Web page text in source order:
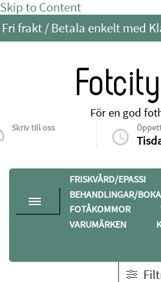
Skip to Content
Fri frakt / Betala enkelt med
För en god
Skriv till oss
FRISKVÅRD/EPASSI
BEHANDLINGAR/BOKA
FOTÅKOMMOR
VARUMÄRKEN